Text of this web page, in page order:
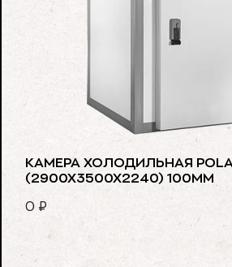
КАМЕРА ХОЛОДИЛЬНАЯ
(2900Х3500Х2240) 100ММ
0 ₽